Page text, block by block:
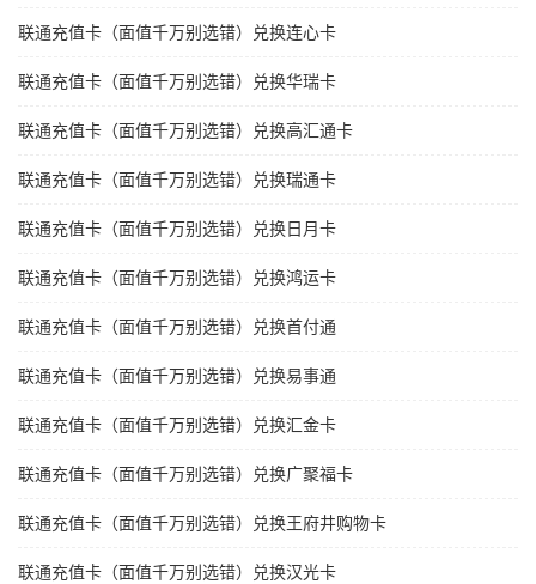
联通充值卡（面值千万别选错）兑换连心卡
联通充值卡（面值千万别选错）兑换华瑞卡
联通充值卡（面值千万别选错）兑换高汇通卡
联通充值卡（面值千万别选错）兑换瑞通卡
联通充值卡（面值千万别选错）兑换日月卡
联通充值卡（面值千万别选错）兑换鸿运卡
联通充值卡（面值千万别选错）兑换首付通
联通充值卡（面值千万别选错）兑换易事通
联通充值卡（面值千万别选错）兑换汇金卡
联通充值卡（面值千万别选错）兑换广聚福卡
联通充值卡（面值千万别选错）兑换王府井购物卡
联通充值卡（面值千万别选错）兑换汉光卡